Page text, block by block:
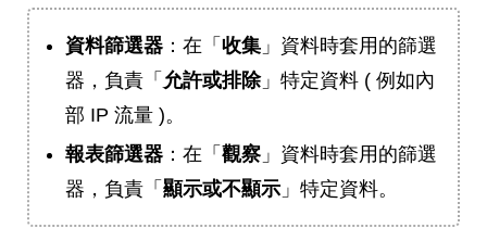
資料篩選器 ：在「 收集 」資料時套用的篩選
器，負責「 允許或排除」特定資料 ( 例如內
部 IP 流量 )。
報表篩選器 ：在「 觀察 」資料時套用的篩選
器，負責「 顯示或不顯示 」特定資料。